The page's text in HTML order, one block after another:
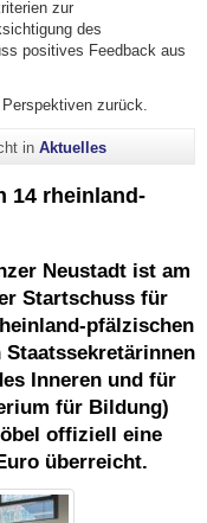
zur
des
positives Feedback aus
zurück.
in Aktuelles
14 rheinland-
Neustadt ist am
Startschuss für
pfälzischen
Inneren und für
für Bildung)
offiziell eine
überreicht.